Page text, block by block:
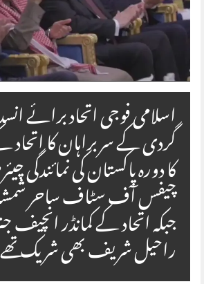
اسلامی فوجی اتحاد برائے
گردی کے سربراہان کا اتحاد
کا دورہ پاکستان کی نمائندگی
چیفس آف سٹاف ساحر
جبکہ اتحاد کے کمانڈر انچیف
راحیل شریف بھی شریک تھے